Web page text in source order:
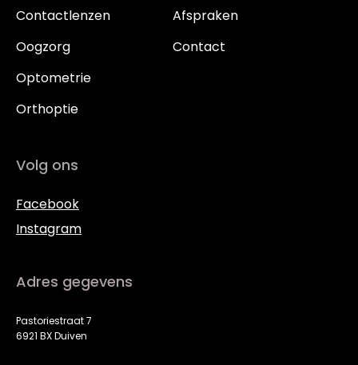
Contactlenzen
Oogzorg
Optometrie
Orthoptie
Afspraken
Contact
Volg ons
Facebook
Instagram
Adres gegevens
Pastoriestraat 7
6921 BX Duiven